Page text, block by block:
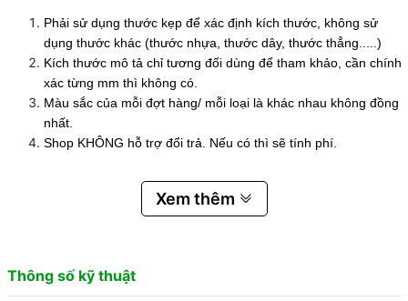
Phải sử dụng thước kẹp để xác định kích thước, không sử
dụng thước khác (thước nhựa, thước dây, thước thẳng.....)
Kích thước mô tả chỉ tương đối dùng để tham khảo, cần chính
xác từng mm thì không có.
Màu sắc của mỗi đợt hàng/ mỗi loại là khác nhau không đồng
nhất.
Shop KHÔNG hỗ trợ đổi trả. Nếu có thì sẽ tính phí.
Xem thêm
Thông số kỹ thuật